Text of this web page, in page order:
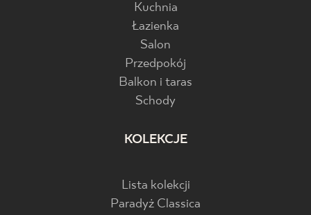
Kuchnia
Łazienka
Salon
Przedpokój
Balkon i taras
Schody
KOLEKCJE
Lista kolekcji
Paradyż Classica